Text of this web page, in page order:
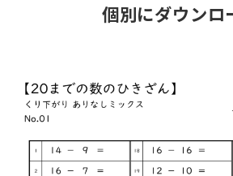
個別にダウンロ